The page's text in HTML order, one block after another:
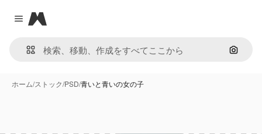
Close menu
Magnific
画像で
ホーム/ストック/PSD/青いと青いの女の子